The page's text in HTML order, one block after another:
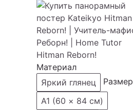
Материал
Яркий глянец
Размер
А1 (60 × 84 см)